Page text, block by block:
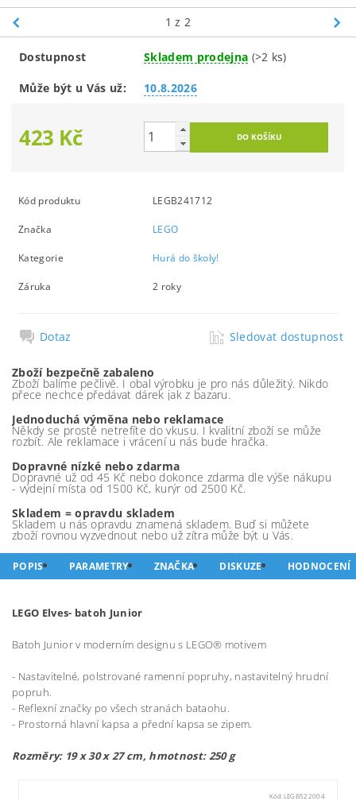
1 z 2
Dostupnost Skladem prodejna (>2 ks)
Může být u Vás už: 10.8.2026
423 Kč
Kód produktu LEGB241712
Značka LEGO
Kategorie Hurá do školy!
Záruka 2 roky
Dotaz Sledovat dostupnost
Zboží bezpečně zabaleno
Zboží balíme pečlivě. I obal výrobku je pro nás důležitý. Nikdo
přece nechce předávat dárek jak z bazaru.
Jednoduchá výměna nebo reklamace
Někdy se prostě netrefíte do vkusu. I kvalitní zboží se může
rozbít. Ale reklamace i vrácení u nás bude hračka.
Dopravné nízké nebo zdarma
Dopravné už od 45 Kč nebo dokonce zdarma dle výše nákupu
- výdejní místa od 1500 Kč, kurýr od 2500 Kč.
Skladem = opravdu skladem
Skladem u nás opravdu znamená skladem. Buď si můžete
zboží rovnou vyzvednout nebo už zítra může být u Vás.
POPIS PARAMETRY ZNAČKA DISKUZE HODNOCENÍ
LEGO Elves- batoh Junior
Batoh Junior v moderním designu s LEGO® motivem
- Nastavitelné, polstrované ramenní popruhy, nastavitelný hrudní
popruh.
- Reflexní značky po všech stranách bataohu.
- Prostorná hlavní kapsa a přední kapsa se zipem.
Rozměry: 19 x 30 x 27 cm, hmotnost: 250 g
Kód: LEGB522004